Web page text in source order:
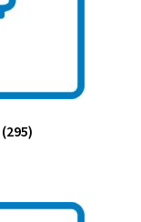
(295)